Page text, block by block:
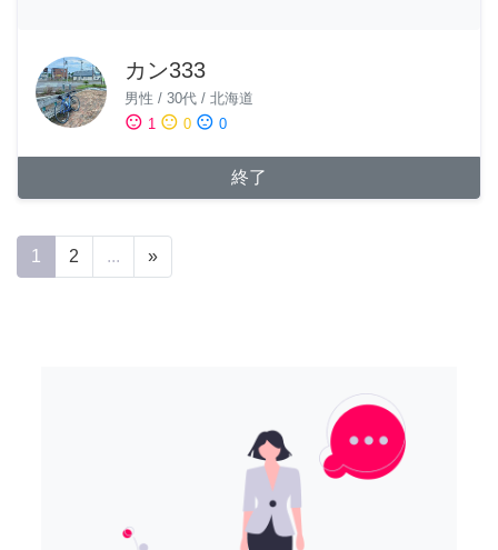
カン333
男性 / 30代 / 北海道
sentiment_satisfied 1 sentiment_neutral 0 sentiment_dissatisfied 0
終了
1 2 ... »